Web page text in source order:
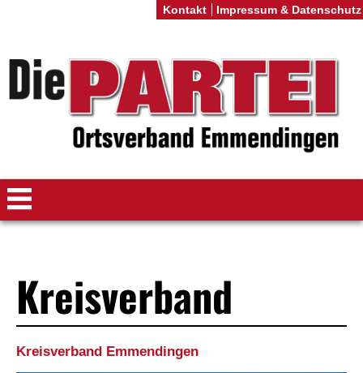
Kreisverband
Kreisverband Emmendingen
Kontakt Impressum & Datenschutz